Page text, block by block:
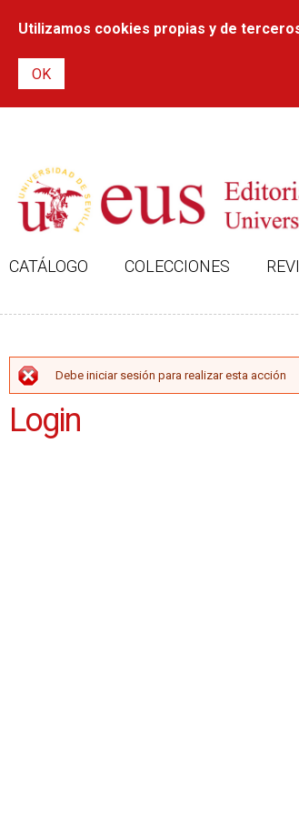
Utilizamos cookies propias y de
CATÁLOGO COLECCIONES
MENSAJE DE ERROR
Debe iniciar sesión para realizar esta acción
Login